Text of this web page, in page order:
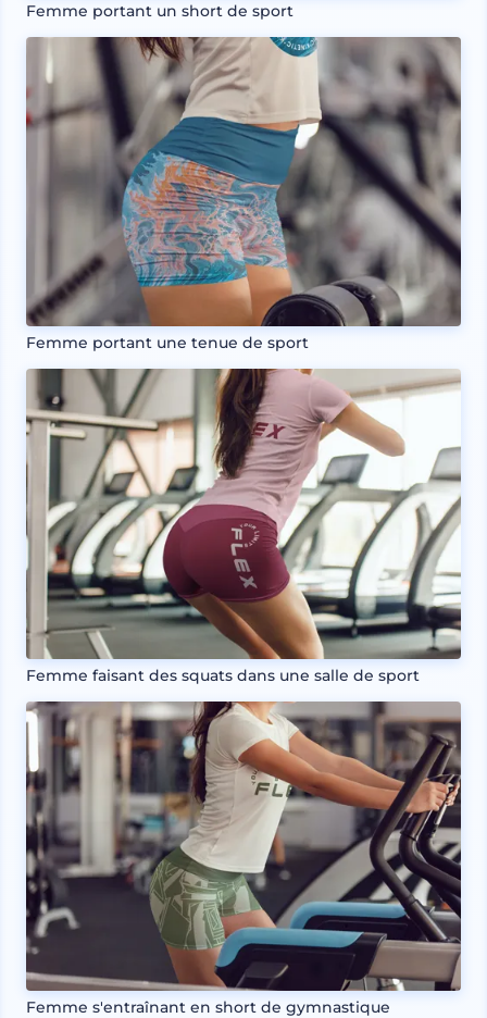
Femme portant un short de sport
Femme portant une tenue de sport
Femme faisant des squats dans une salle de sport
Femme s'entraînant en short de gymnastique